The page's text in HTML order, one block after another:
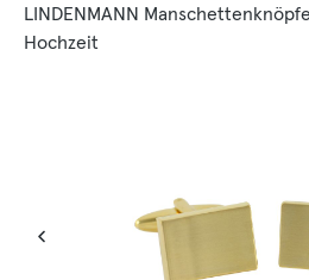
LINDENMANN
Hochzeit